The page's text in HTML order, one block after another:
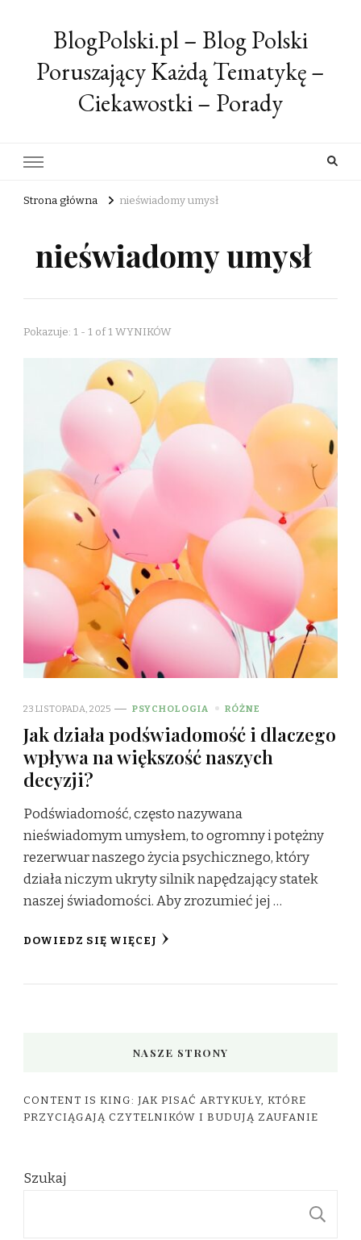
BlogPolski.pl – Blog Polski
Poruszający Każdą Tematykę –
Ciekawostki – Porady
Strona główna nieświadomy umysł
nieświadomy umysł
Pokazuje: 1 - 1 of 1 WYNIKÓW
23 LISTOPADA, 2025 PSYCHOLOGIA RÓŻNE
Jak działa podświadomość i dlaczego
wpływa na większość naszych
decyzji?
Podświadomość, często nazywana
nieświadomym umysłem, to ogromny i potężny
rezerwuar naszego życia psychicznego, który
działa niczym ukryty silnik napędzający statek
naszej świadomości. Aby zrozumieć jej …
DOWIEDZ SIĘ WIĘCEJ
NASZE STRONY
CONTENT IS KING: JAK PISAĆ ARTYKUŁY, KTÓRE
PRZYCIĄGAJĄ CZYTELNIKÓW I BUDUJĄ ZAUFANIE
Szukaj